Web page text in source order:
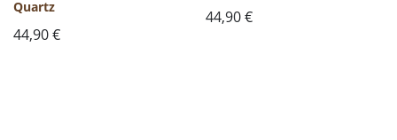
Quartz
44,90€
44,90€